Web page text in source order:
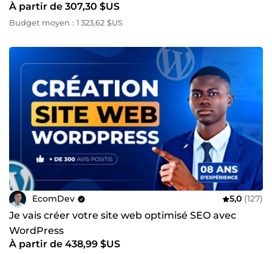
À partir de 307,30 $US
Budget moyen : 1 323,62 $US
EcomDev 5,0 (127)
Je vais créer votre site web optimisé SEO avec
WordPress
À partir de 438,99 $US